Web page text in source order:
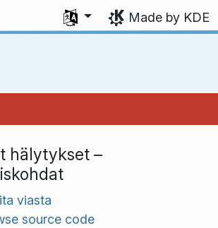
Select your language
Made by KDE
hälytykset –
viasta
source code